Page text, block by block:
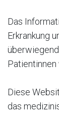
Das
Erkrankung
Diese
das